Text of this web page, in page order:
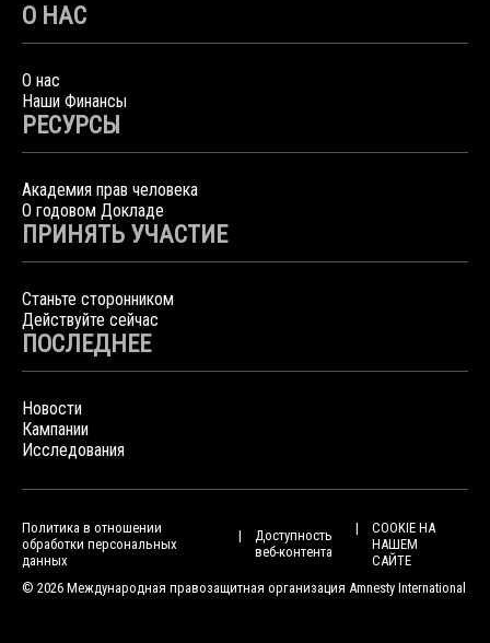
О НАС
О нас
Наши Финансы
РЕСУРСЫ
Академия прав человека
О годовом Докладе
ПРИНЯТЬ УЧАСТИЕ
Станьте сторонником
Действуйте сейчас
ПОСЛЕДНЕЕ
Новости
Кампании
Исследования
Политика в отношении
обработки персональных
данных
Доступность
веб-контента
COOKIE НА
НАШЕМ
САЙТЕ
© 2026 Международная правозащитная организация Amnesty International